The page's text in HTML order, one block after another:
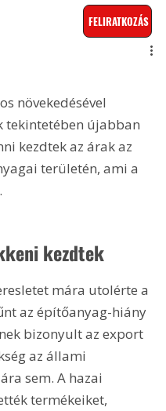
FELIRATKOZÁS
növekedésével
tekintetében újabban
kezdtek az árak az
területén, ami a
kezdtek
mára utolérte a
az építőanyag-hiány
bizonyult az export
az állami
sem. A hazai
termékeiket,